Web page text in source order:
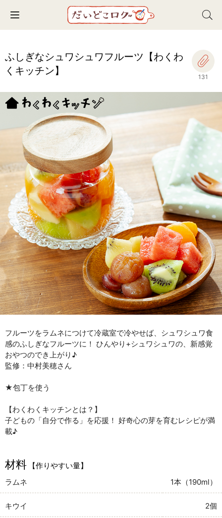
Toggle navigation
ふしぎなシュワシュワフルーツ【わくわ
くキッチン】
131
フルーツをラムネにつけて冷蔵室で冷やせば、シュワシュワ食
感のふしぎなフルーツに！ ひんやり+シュワシュワの、新感覚
おやつのでき上がり♪
監修：中村美穂さん
★包丁を使う
【わくわくキッチンとは？】
子どもの「自分で作る」を応援！ 好奇心の芽を育むレシピが満
載♪
材料
【作りやすい量】
ラムネ
1本（190ml）
キウイ 2個